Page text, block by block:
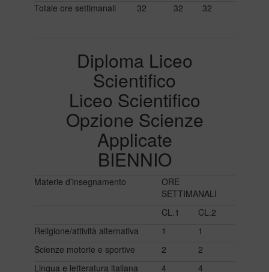
Totale ore settimanali
32 32 32
Diploma Liceo
Scientifico
Liceo Scientifico
Opzione Scienze
Applicate
BIENNIO
Materie d’insegnamento
ORE
SETTIMANALI
CL.1
CL.2
Religione/attività alternativa
1
1
Scienze motorie e sportive
2
2
Lingua e letteratura italiana
4
4